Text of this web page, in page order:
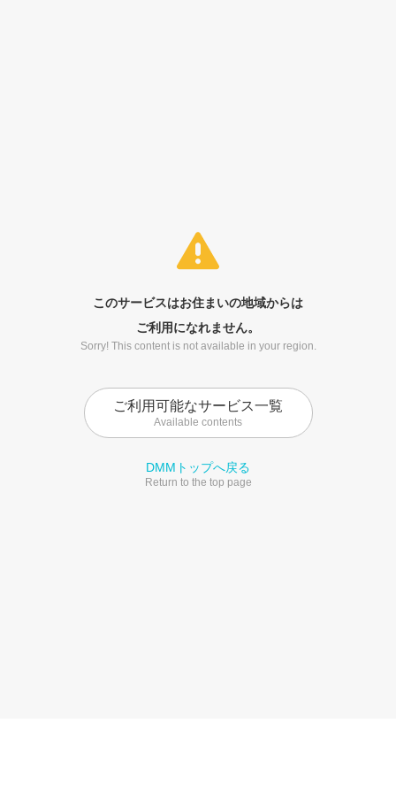
このサービスはお住まいの地域からは
ご利用になれません。
Sorry! This content is not available in your region.
ご利用可能なサービス一覧
Available contents
DMMトップへ戻る
Return to the top page